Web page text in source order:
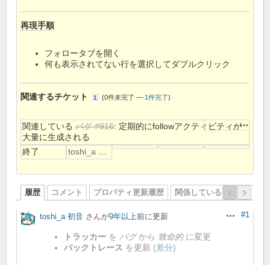
再現手順
フォロータブを開く
何も表示されてない行を選択してダブルクリック
関連するチケット 1 (0件未完了 — 1件完了)
関連している バグ #916: 定期的にfollowアクティビティが
大量に生成される
終了
toshi_a 初音
履歴 コメント プロパティ更新履歴 関係しているリビジョン
操作#1
toshi_a 初音 さんが9年以上前に更新
トラッカー を バグから 致命的に変更
バックトレース を更新 (差分)